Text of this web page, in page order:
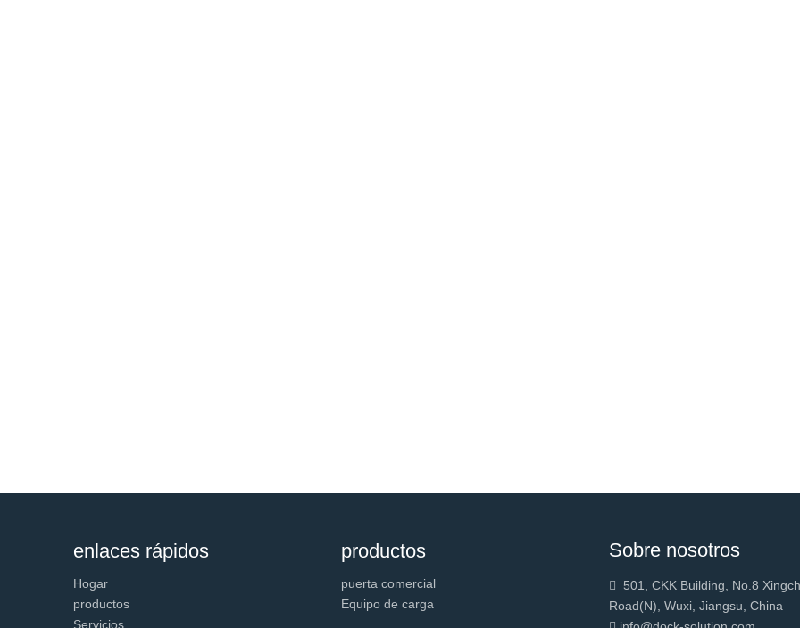
enlaces rápidos
Hogar
productos
Servicios
productos
puerta comercial
Equipo de carga
Sobre nosotros
 501, CKK Building, No.8
Road(N), Wuxi, Jiangsu, China